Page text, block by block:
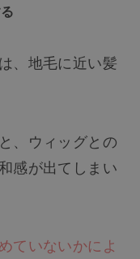
、地毛に近い髪
、ウィッグとの
感が出てしまい
ていないかによ